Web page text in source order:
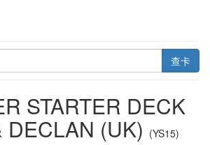
查卡
STARTER DECK
DECLAN (UK) (YS15)